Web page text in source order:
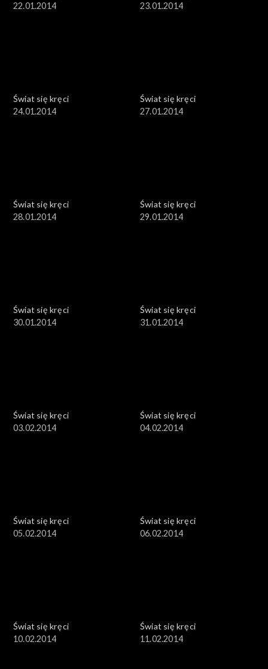
22.01.2014
23.01.2014
Świat się kręci
24.01.2014
Świat się kręci
27.01.2014
Świat się kręci
28.01.2014
Świat się kręci
29.01.2014
Świat się kręci
30.01.2014
Świat się kręci
31.01.2014
Świat się kręci
03.02.2014
Świat się kręci
04.02.2014
Świat się kręci
05.02.2014
Świat się kręci
06.02.2014
Świat się kręci
10.02.2014
Świat się kręci
11.02.2014